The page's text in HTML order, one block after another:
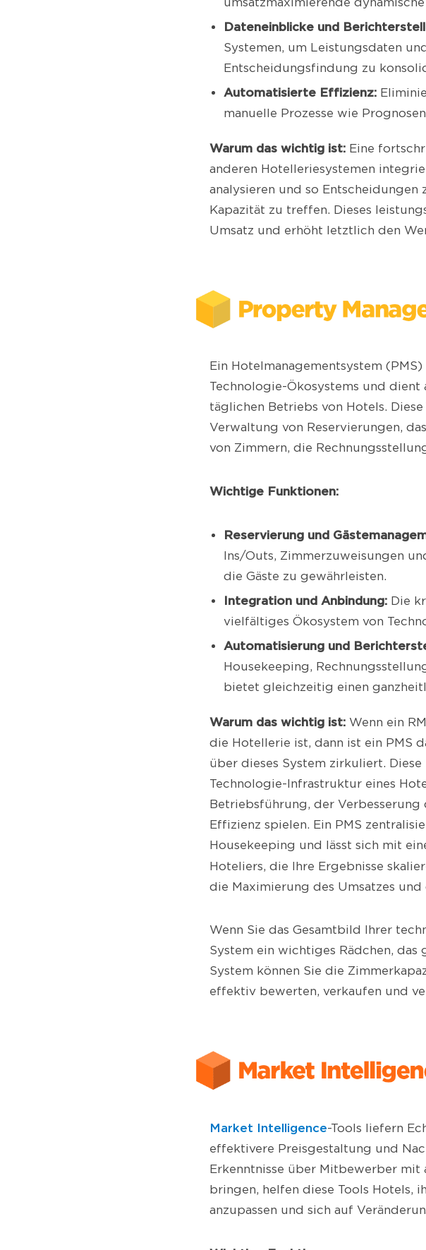
Dateneinblicke und
Systemen, um Leistungsdaten
Entscheidungsfindung zu
Automatisierte Effizienz:
manuelle Prozesse wie
Warum das wichtig ist: Eine
anderen Hotelleriesystemen
analysieren und so
Kapazität zu treffen. Dieses
Umsatz und erhöht letztlich den
Ein Hotelmanagementsystem
Technologie-Ökosystems und
täglichen Betriebs von Hotels.
Verwaltung von Reservierungen,
von Zimmern, die
Wichtige Funktionen:
Reservierung und
Ins/Outs, Zimmerzuweisungen
die Gäste zu gewährleisten.
Integration und Anbindung: Die
vielfältiges Ökosystem von
Automatisierung und
Housekeeping,
bietet gleichzeitig einen
Warum das wichtig ist: Wenn ein
die Hotellerie ist, dann ist ein PMS
über dieses System zirkuliert.
Technologie-Infrastruktur eines
Betriebsführung, der
Effizienz spielen. Ein PMS
Housekeeping und lässt sich mit
Hoteliers, die Ihre Ergebnisse
die Maximierung des Umsatzes
Wenn Sie das Gesamtbild Ihrer
System ein wichtiges Rädchen, das
System können Sie die
effektiv bewerten, verkaufen und
Market Intelligence-Tools liefern
effektivere Preisgestaltung und
Erkenntnisse über Mitbewerber mit
bringen, helfen diese Tools Hotels,
anzupassen und sich auf